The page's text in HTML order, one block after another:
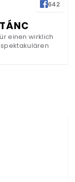
642
einen wirklich